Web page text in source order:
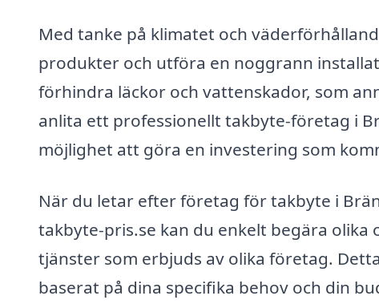
Med tanke på klimatet och
produkter och utföra en noggrann
förhindra läckor och vattenskador, som
anlita ett professionellt takbyte-företag i
möjlighet att göra en investering som
När du letar efter företag för takbyte i
takbyte-pris.se kan du enkelt begära
tjänster som erbjuds av olika företag.
baserat på dina specifika behov och din